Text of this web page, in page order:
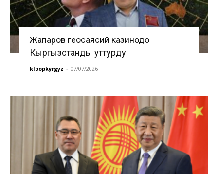
Жапаров геосаясий казинодо
Кыргызстанды уттурду
kloopkyrgyz - 07/07/2026